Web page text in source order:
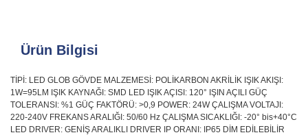
Ürün Bilgisi
TİPİ: LED GLOB GÖVDE MALZEMESİ: POLİKARBON AKRİLİK IŞIK AKIŞI:
1W=95LM IŞIK KAYNAĞI: SMD LED IŞIK AÇISI: 120° IŞIN AÇILI GÜÇ
TOLERANSI: %1 GÜÇ FAKTÖRÜ: >0,9 POWER: 24W ÇALIŞMA VOLTAJI:
220-240V FREKANS ARALIĞI: 50/60 Hz ÇALIŞMA SICAKLIĞI: -20° bis+40°C
LED DRIVER: GENİŞ ARALIKLI DRIVER IP ORANI: IP65 DİM EDİLEBİLİR